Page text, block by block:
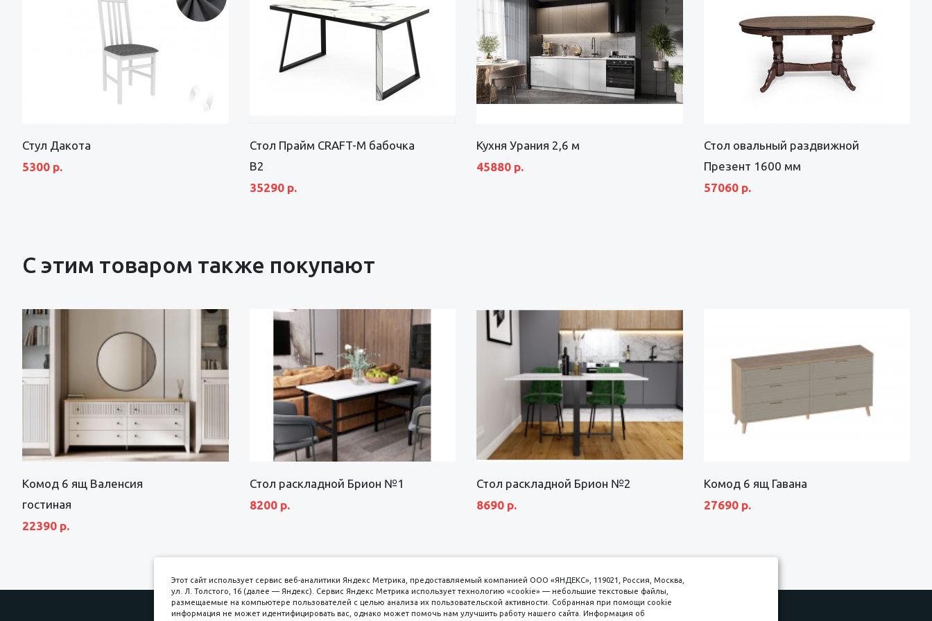
Стул Дакота
5300 р.
Стол Прайм CRAFT-М бабочка
В2
35290 р.
Кухня Урания 2,6 м
45880 р.
Стол овальный раздвижной
Презент 1600 мм
57060 р.
С этим товаром также покупают
Комод 6 ящ Валенсия
гостиная
22390 р.
Стол раскладной Брион №1
8200 р.
Стол раскладной Брион №2
8690 р.
Комод 6 ящ Гавана
27690 р.
Этот сайт использует сервис веб-аналитики Яндекс Метрика, предоставляемый компанией ООО «ЯНДЕКС», 119021, Россия, Москва,
ул. Л. Толстого, 16 (далее — Яндекс). Сервис Яндекс Метрика использует технологию «cookie» — небольшие текстовые файлы,
размещаемые на компьютере пользователей с целью анализа их пользовательской активности. Собранная при помощи cookie
информация не может идентифицировать вас, однако может помочь нам улучшить работу нашего сайта. Информация об